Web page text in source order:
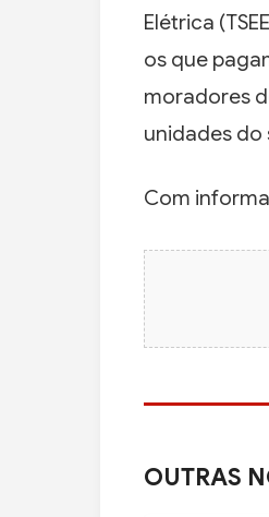
Elétrica
os que
moradores
unidades
Com
OUTRAS